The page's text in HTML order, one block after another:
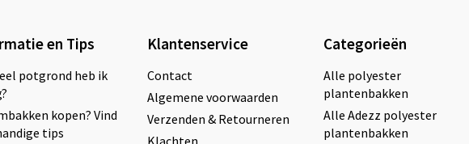
en Tips
potgrond heb ik
kopen? Vind
tips
Klantenservice
Contact
Algemene voorwaarden
Verzenden & Retourneren
Klachten
Categorieën
Alle polyester
plantenbakken
Alle Adezz polyester
plantenbakken